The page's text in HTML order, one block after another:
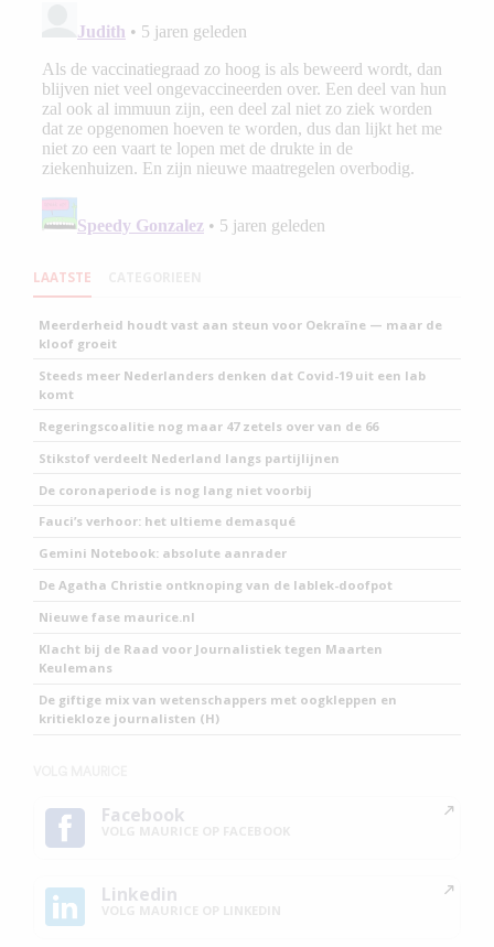
LAATSTE
Meerderheid houdt vast aan steun voor Oekraïne — maar de
kloof groeit
Steeds meer Nederlanders denken dat Covid-19 uit een lab
komt
Regeringscoalitie nog maar 47 zetels over van de 66
Stikstof verdeelt Nederland langs partijlijnen
De coronaperiode is nog lang niet voorbij
Fauci’s verhoor: het ultieme demasqué
Gemini Notebook: absolute aanrader
De Agatha Christie ontknoping van de lablek-doofpot
Nieuwe fase maurice.nl
Klacht bij de Raad voor Journalistiek tegen Maarten
Keulemans
De giftige mix van wetenschappers met oogkleppen en
kritiekloze journalisten (H)
Facebook
Linkedin